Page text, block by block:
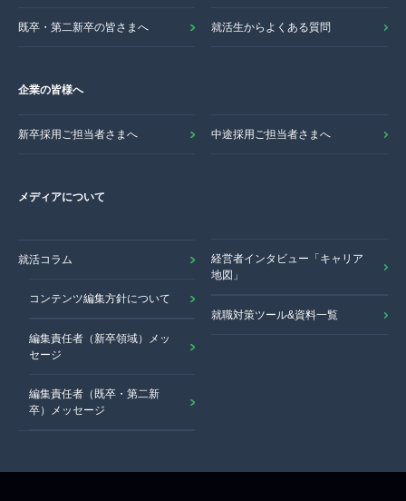
既卒・第二新卒の皆さまへ 就活生からよくある質問
企業の皆様へ
新卒採用ご担当者さまへ 中途採用ご担当者さまへ
メディアについて
就活コラム
コンテンツ編集方針について
編集責任者（新卒領域）メッ
セージ
編集責任者（既卒・第二新
卒）メッセージ
経営者インタビュー「キャリア
地図」
就職対策ツール&資料一覧